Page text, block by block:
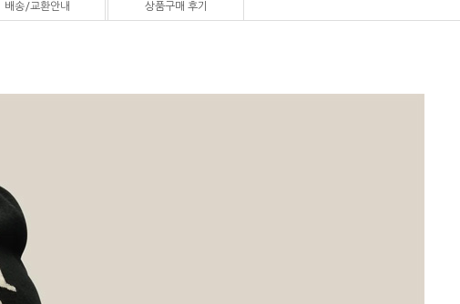
배송/교환안내 상품구매 후기